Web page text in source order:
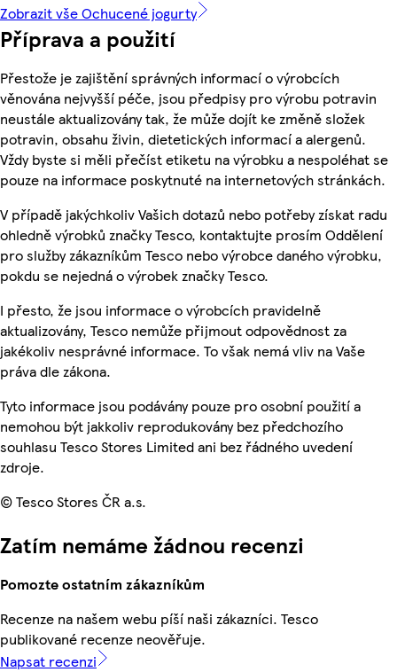
Zobrazit vše Ochucené jogurty
Příprava a použití
Přestože je zajištění správných informací o výrobcích
věnována nejvyšší péče, jsou předpisy pro výrobu potravin
neustále aktualizovány tak, že může dojít ke změně složek
potravin, obsahu živin, dietetických informací a alergenů.
Vždy byste si měli přečíst etiketu na výrobku a nespoléhat se
pouze na informace poskytnuté na internetových stránkách.
V případě jakýchkoliv Vašich dotazů nebo potřeby získat radu
ohledně výrobků značky Tesco, kontaktujte prosím Oddělení
pro služby zákazníkům Tesco nebo výrobce daného výrobku,
pokdu se nejedná o výrobek značky Tesco.
I přesto, že jsou informace o výrobcích pravidelně
aktualizovány, Tesco nemůže přijmout odpovědnost za
jakékoliv nesprávné informace. To však nemá vliv na Vaše
práva dle zákona.
Tyto informace jsou podávány pouze pro osobní použití a
nemohou být jakkoliv reprodukovány bez předchozího
souhlasu Tesco Stores Limited ani bez řádného uvedení
zdroje.
© Tesco Stores ČR a.s.
Zatím nemáme žádnou recenzi
Pomozte ostatním zákazníkům
Recenze na našem webu píší naši zákazníci. Tesco
publikované recenze neověřuje.
Napsat recenzi